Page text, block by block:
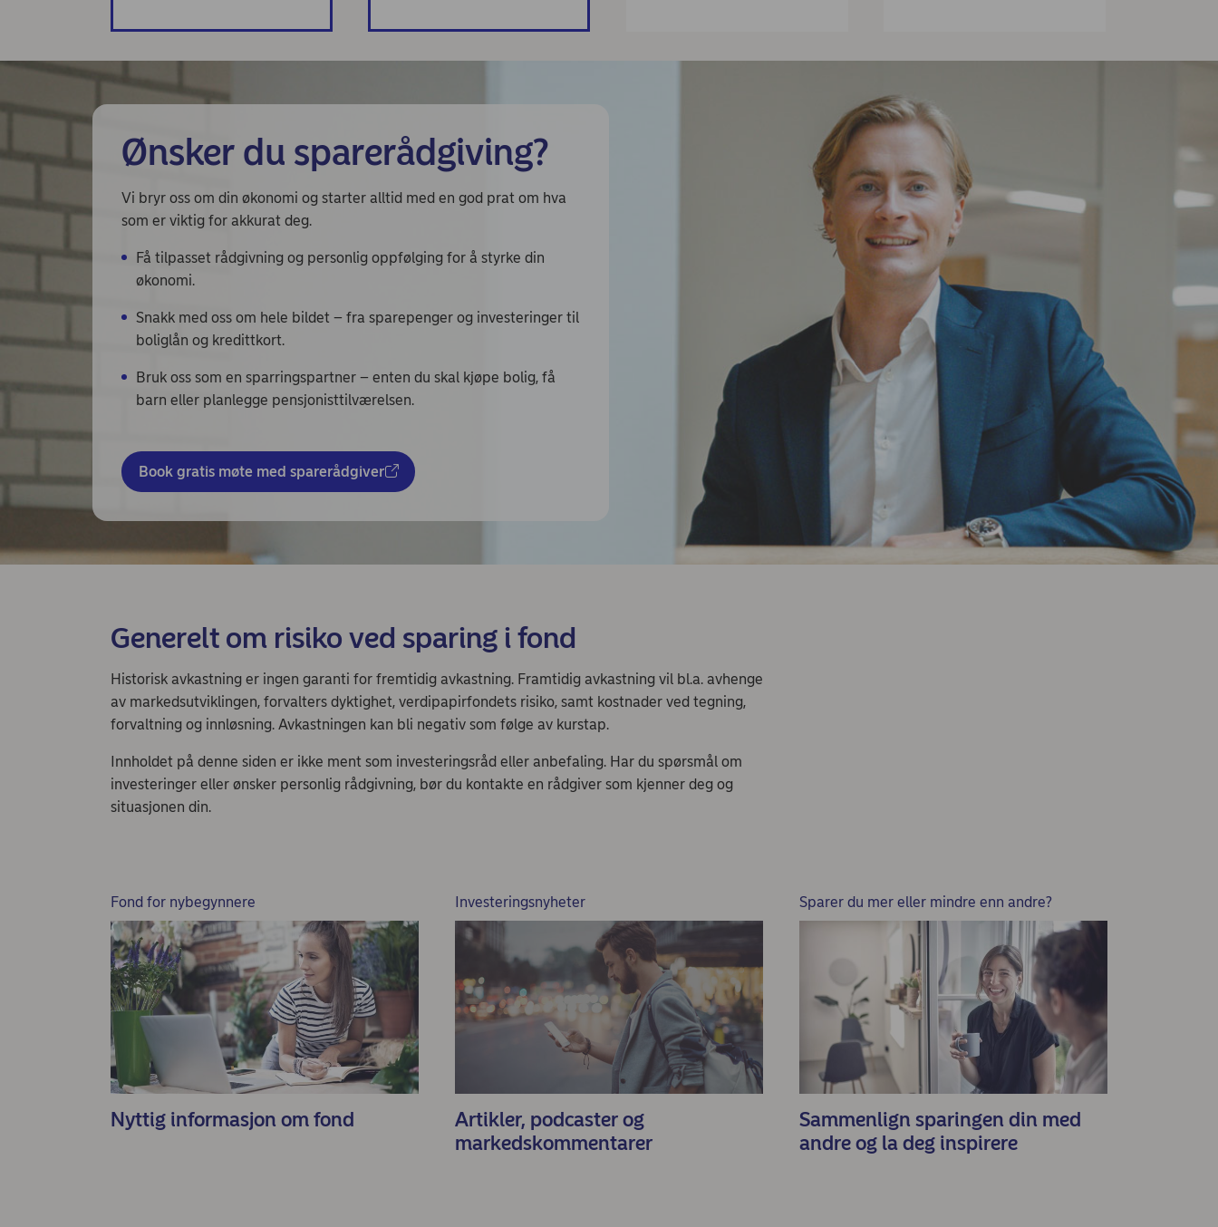
Ønsker du sparerådgiving?
Vi bryr oss om din økonomi og starter alltid med en god prat om hva
som er viktig for akkurat deg.
Få tilpasset rådgivning og personlig oppfølging for å styrke din
økonomi.
Snakk med oss om hele bildet – fra sparepenger og investeringer til
boliglån og kredittkort.
Bruk oss som en sparringspartner – enten du skal kjøpe bolig, få
barn eller planlegge pensjonisttilværelsen.
Book gratis møte med sparerådgiver
Generelt om risiko ved sparing i fond
Historisk avkastning er ingen garanti for fremtidig avkastning. Framtidig avkastning vil bl.a. avhenge
av markedsutviklingen, forvalters dyktighet, verdipapirfondets risiko, samt kostnader ved tegning,
forvaltning og innløsning. Avkastningen kan bli negativ som følge av kurstap.
Innholdet på denne siden er ikke ment som investeringsråd eller anbefaling. Har du spørsmål om
investeringer eller ønsker personlig rådgivning, bør du kontakte en rådgiver som kjenner deg og
situasjonen din.
Fond for nybegynnere
Nyttig informasjon om fond
Investeringsnyheter
Artikler, podcaster og
markedskommentarer
Sparer du mer eller mindre enn andre?
Sammenlign sparingen din med
andre og la deg inspirere